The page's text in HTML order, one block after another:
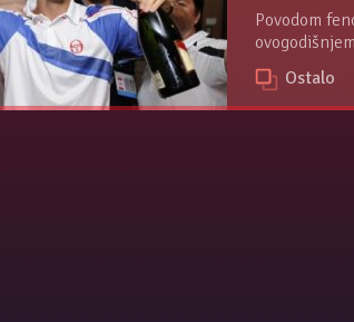
Povodom
Slam titule u
ispred
Arsenija
Ostalo